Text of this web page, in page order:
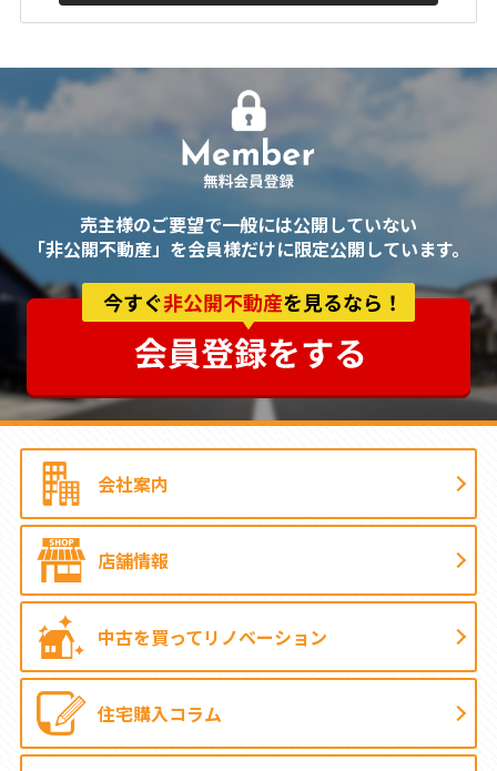
売主様のご要望で一般には公開していない
「非公開不動産」を会員様だけに限定公開しています。
会社案内
店舗情報
中古を買ってリノベーション
住宅購入コラム